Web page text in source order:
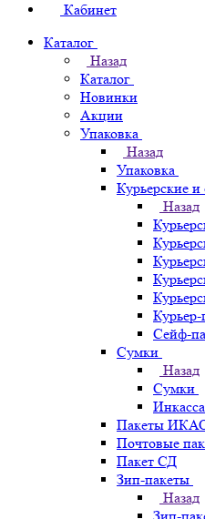
Кабинет
Каталог
Назад
Каталог
Новинки
Акции
Упаковка
Назад
Упаковка
Курьерские
Назад
Сейф-
Сумки
Назад
Сумки
Пакеты ИКАО
Почтовые
Пакет СД
Зип-пакеты
Назад